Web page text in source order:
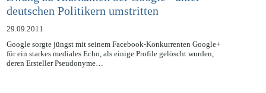
Zwang zu Klarnamen bei Google+ unter
deutschen Politikern umstritten
29.09.2011
Google sorgte jüngst mit seinem Facebook-Konkurrenten Google+
für ein starkes mediales Echo, als einige Profile gelöscht wurden,